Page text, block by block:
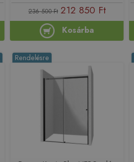
236 500 Ft 212 850 Ft
Kosárba
Rendelésre